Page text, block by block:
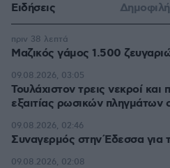
Ειδήσεις Δημοφιλή
Μαζικός γάμος 1.500
πριν 38 λεπτά
Τουλάχιστον τρεις νεκροί και
εξαιτίας ρωσικών πληγμάτων
09.08.2026, 03:05
Συναγερμός στην Έδεσσα για
09.08.2026, 02:46
09.08.2026, 02:08